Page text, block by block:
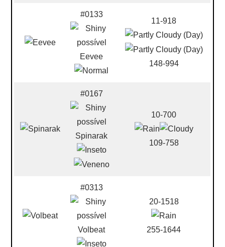
#0133
Eevee
11-918
148-994
#0167
Spinarak
10-700
109-758
#0313
Volbeat
20-1518
255-1644